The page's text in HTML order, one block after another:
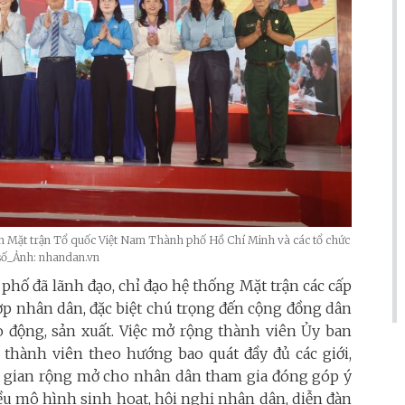
trận Tổ quốc Việt Nam Thành phố Hồ Chí Minh và các tổ chức
nhandan.vn
đã lãnh đạo, chỉ đạo hệ thống Mặt trận các cấp
nhân dân, đặc biệt chú trọng đến cộng đồng dân
sản xuất. Việc mở rộng thành viên Ủy ban
viên theo hướng bao quát đầy đủ các giới,
rộng mở cho nhân dân tham gia đóng góp ý
mô hình sinh hoạt, hội nghị nhân dân, diễn đàn